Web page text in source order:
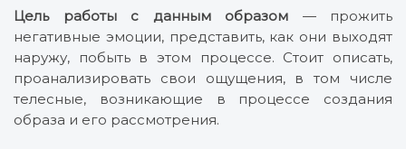
Цель работы с данным образом — прожить
негативные эмоции, представить, как они выходят
наружу, побыть в этом процессе. Стоит описать,
проанализировать свои ощущения, в том числе
телесные, возникающие в процессе создания
образа и его рассмотрения.